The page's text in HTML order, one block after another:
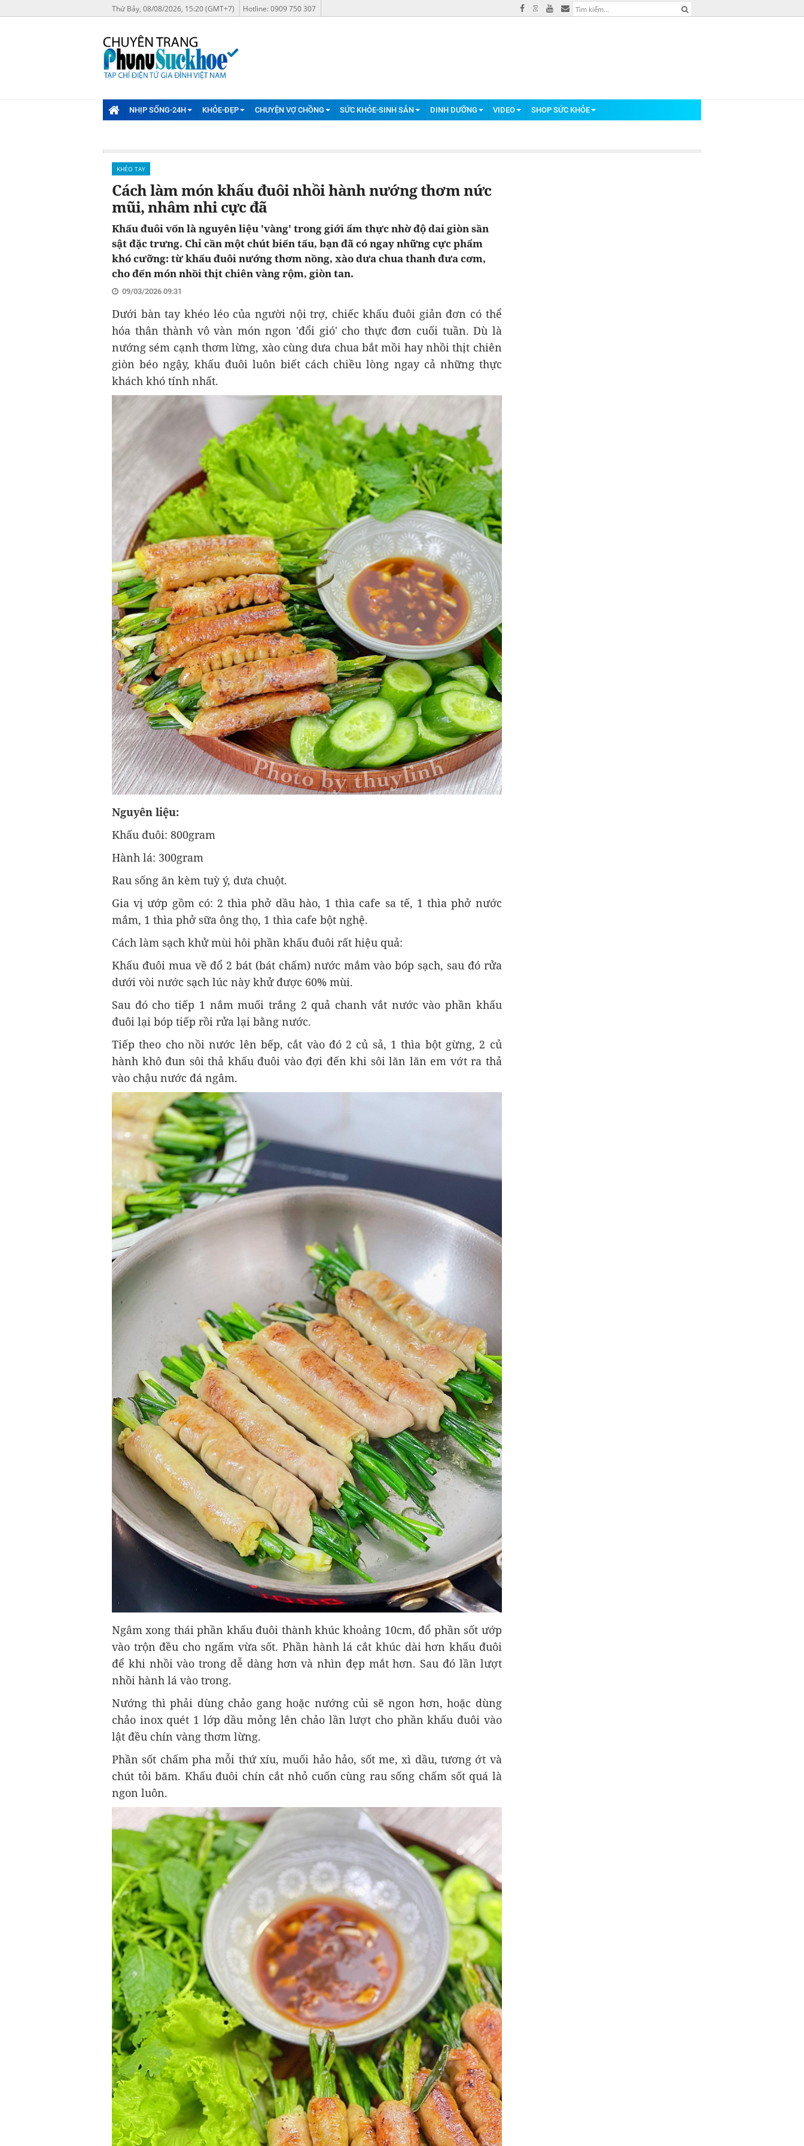
Thứ Bảy, 08/08/2026, 15:20 (GMT+7) Hotline: 0909 750 307
NHỊP SỐNG-24H KHỎE-ĐẸP CHUYỆN VỢ CHỒNG SỨC KHỎE-SINH SẢN DINH DƯỠNG VIDEO SHOP SỨC KHỎE
KHÉO TAY
Cách làm món khấu đuôi nhồi hành nướng thơm nức
mũi, nhâm nhi cực đã
Khấu đuôi vốn là nguyên liệu 'vàng' trong giới ẩm thực nhờ độ dai giòn sần
sật đặc trưng. Chỉ cần một chút biến tấu, bạn đã có ngay những cực phẩm
khó cưỡng: từ khấu đuôi nướng thơm nồng, xào dưa chua thanh đưa cơm,
cho đến món nhồi thịt chiên vàng rộm, giòn tan.
09/03/2026 09:31
Dưới bàn tay khéo léo của người nội trợ, chiếc khấu đuôi giản đơn có thể
hóa thân thành vô vàn món ngon 'đổi gió' cho thực đơn cuối tuần. Dù là
nướng sém cạnh thơm lừng, xào cùng dưa chua bắt mồi hay nhồi thịt chiên
giòn béo ngậy, khấu đuôi luôn biết cách chiều lòng ngay cả những thực
khách khó tính nhất.
Nguyên liệu:
Khấu đuôi: 800gram
Hành lá: 300gram
Rau sống ăn kèm tuỳ ý, dưa chuột.
Gia vị ướp gồm có: 2 thìa phở dầu hào, 1 thìa cafe sa tế, 1 thìa phở nước
mắm, 1 thìa phở sữa ông thọ, 1 thìa cafe bột nghệ.
Cách làm sạch khử mùi hôi phần khấu đuôi rất hiệu quả:
Khấu đuôi mua về đổ 2 bát (bát chấm) nước mắm vào bóp sạch, sau đó rửa
dưới vòi nước sạch lúc này khử được 60% mùi.
Sau đó cho tiếp 1 nắm muối trắng 2 quả chanh vắt nước vào phần khấu
đuôi lại bóp tiếp rồi rửa lại bằng nước.
Tiếp theo cho nồi nước lên bếp, cắt vào đó 2 củ sả, 1 thìa bột gừng, 2 củ
hành khô đun sôi thả khấu đuôi vào đợi đến khi sôi lăn lăn em vớt ra thả
vào chậu nước đá ngâm.
Ngâm xong thái phần khấu đuôi thành khúc khoảng 10cm, đổ phần sốt ướp
vào trộn đều cho ngấm vừa sốt. Phần hành lá cắt khúc dài hơn khấu đuôi
để khi nhồi vào trong dễ dàng hơn và nhìn đẹp mắt hơn. Sau đó lần lượt
nhồi hành lá vào trong.
Nướng thì phải dùng chảo gang hoặc nướng củi sẽ ngon hơn, hoặc dùng
chảo inox quét 1 lớp dầu mỏng lên chảo lần lượt cho phần khấu đuôi vào
lật đều chín vàng thơm lừng.
Phần sốt chấm pha mỗi thứ xíu, muối hảo hảo, sốt me, xì dầu, tương ớt và
chút tỏi băm. Khấu đuôi chín cắt nhỏ cuốn cùng rau sống chấm sốt quá là
ngon luôn.